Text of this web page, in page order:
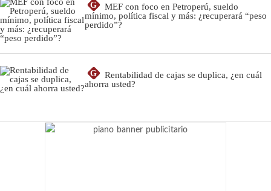
G
MEF con foco en Petroperú, sueldo
mínimo, política fiscal y más: ¿recuperará “peso
perdido”?
G
Rentabilidad de cajas se duplica, ¿en cuál
ahorra usted?